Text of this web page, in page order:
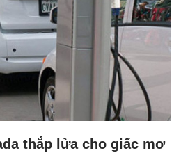
thắp lửa cho giấc mơ